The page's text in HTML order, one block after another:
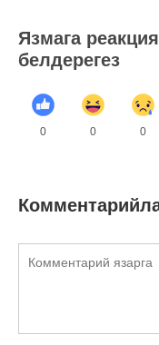
Язмага реакция
белдерегез
0 0 0